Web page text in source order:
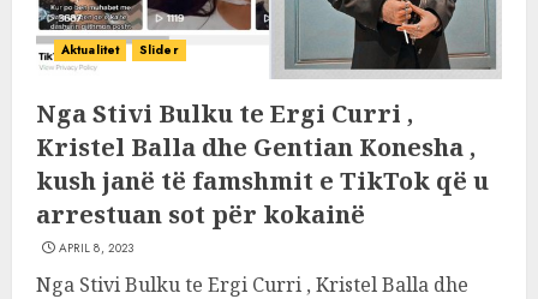
Aktualitet Slider
Nga Stivi Bulku te Ergi Curri ,
Kristel Balla dhe Gentian Konesha ,
kush janë të famshmit e TikTok që u
arrestuan sot për kokainë
APRIL 8, 2023
Nga Stivi Bulku te Ergi Curri , Kristel Balla dhe